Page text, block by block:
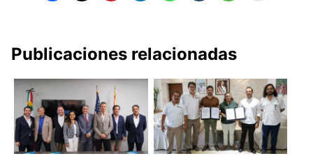
Publicaciones relacionadas